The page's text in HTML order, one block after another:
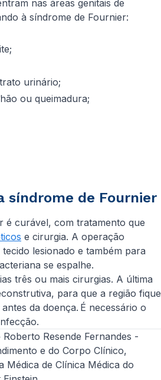
nas áreas genitais de
à síndrome de Fournier:
urinário;
ou queimadura;
síndrome de Fournier
é curável, com tratamento que
e cirurgia. A operação
lesionado e também para
se espalhe.
três ou mais cirurgias. A última
para que a região fique
da doença. É necessário o
Resende Fernandes -
e do Corpo Clínico,
Médica de Clínica Médica do